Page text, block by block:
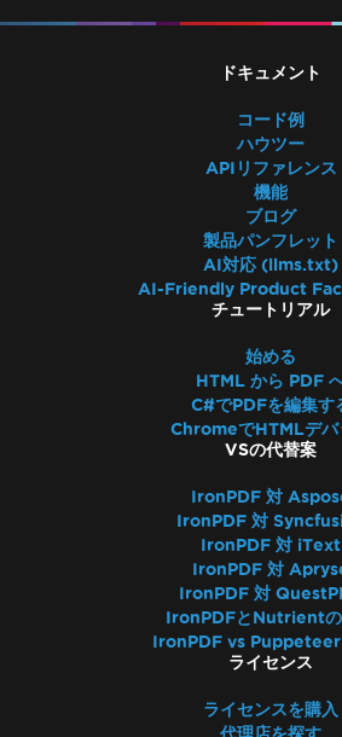
ドキュメント
コード例
ハウツー
APIリファレンス
機能
ブログ
製品パンフレット
AI対応 (llms.txt)
AI-Friendly Product
チュートリアル
始める
HTML から PDF
C#でPDFを編集す
ChromeでHTMLデバ
VSの代替案
IronPDF 対
IronPDF 対
IronPDF 対 iText
IronPDF 対
IronPDF 対
IronPDFとNutrientの
IronPDF vs
ライセンス
ライセンスを購入